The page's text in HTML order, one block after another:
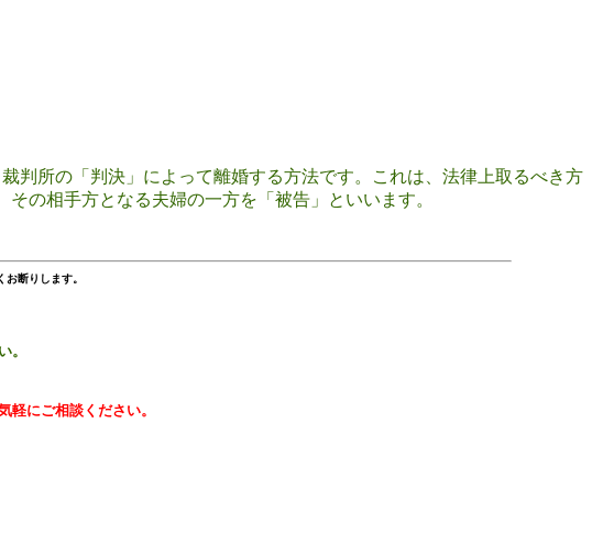
判所の「判決」によって離婚する方法です。これは、法律上取るべき方
の相手方となる夫婦の一方を「被告」といいます。
断りします。
。
軽にご相談ください。